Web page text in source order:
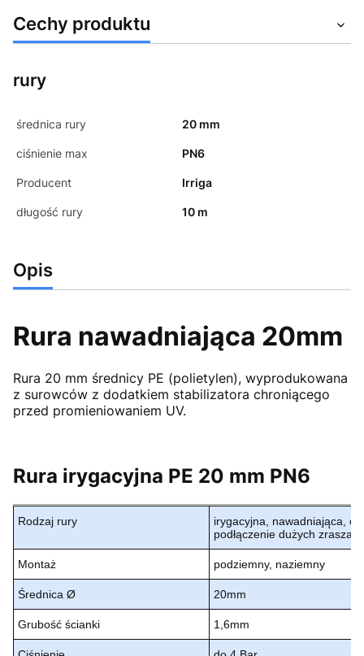
Cechy produktu
rury
średnica rury 20 mm
ciśnienie max PN6
Producent Irriga
długość rury 10 m
Opis
Rura nawadniająca 20mm
Rura 20 mm średnicy PE (polietylen), wyprodukowana
z surowców z dodatkiem stabilizatora chroniącego
przed promieniowaniem UV.
Rura irygacyjna PE 20 mm PN6
Rodzaj rury
irygacyjna, nawadniająca,
podłączenie dużych
Montaż podziemny, naziemny
Średnica Ø 20mm
Grubość ścianki 1,6mm